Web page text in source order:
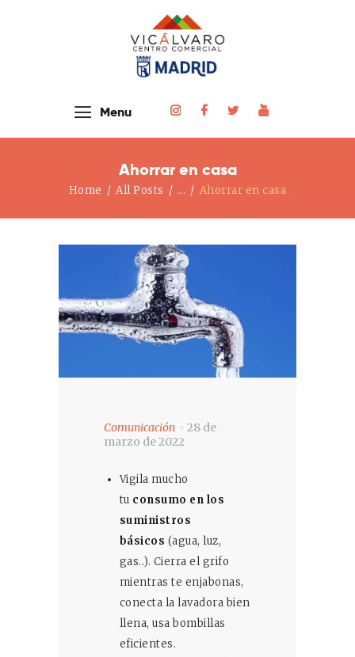
Menu
Ahorrar en casa
Home All Posts ... Ahorrar en casa
Home
El Centro
Comunicación
28 de
marzo de 2022
Vigila mucho
tu consumo en los
suministros
básicos (agua, luz,
gas..). Cierra el grifo
mientras te enjabonas,
conecta la lavadora bien
llena, usa bombillas
eficientes.